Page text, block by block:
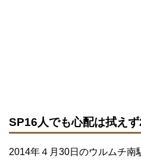
SP16人でも心配は拭え
2014年４月30日のウルムチ南